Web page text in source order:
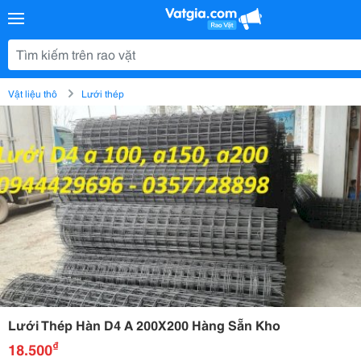
Vật liệu thô Lưới thép
Lưới Thép Hàn D4 A 200X200 Hàng Sẵn Kho
18.500₫